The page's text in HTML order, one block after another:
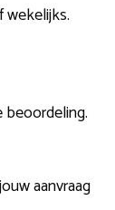
beoordeling.
aanvraag